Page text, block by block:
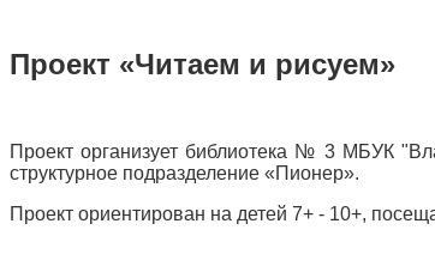
Проект «Читаем и рисуем»
Проект организует библиотека № 3 МБУК
структурное подразделение «Пионер».
Проект ориентирован на детей 7+ - 10+,